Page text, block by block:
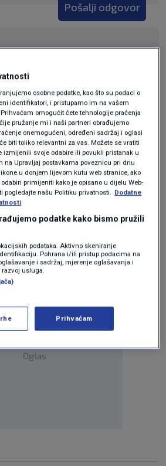
Pošalji odgovor
Pošalji
Oglas
osobne podatke, kao što su podaci o
identifikatori, i pristupamo im na vašem
omogućit ćete tehnologije praćenja
pružanje mi i naši partneri obrađujemo
onemogućeni, određeni sadržaj i oglasi
biti toliko relevantni za vas. Možete se vratiti
izmijenili svoje odabire ili povukli pristanak u
na Upravljaj postavkama poveznicu pri dnu
u donjem lijevom kutu web stranice, ako
primijeniti kako je opisano u dijelu Web-
pogledajte našu Politiku privatnosti.
Dodatne
podatke kako bismo pružili
podataka. Aktivno skeniranje
Pohrana i/ili pristup podacima na
i sadržaj, mjerenje oglašavanja i
usluga.
Prihvaćam